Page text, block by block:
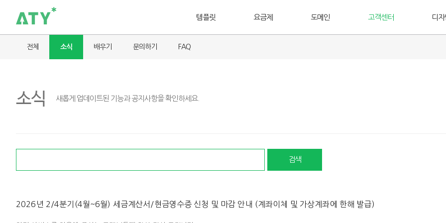
템플릿 요금제 도메인 고객센터 디
전체 소식 배우기 문의하기 FAQ
소식 새롭게 업데이트된 기능과 공지사항을 확인하세요.
2026년 2/4분기(4월~6월) 세금계산서/현금영수증 신청 및 마감 안내 (계좌이체 및 가상계좌에 한해 발급)